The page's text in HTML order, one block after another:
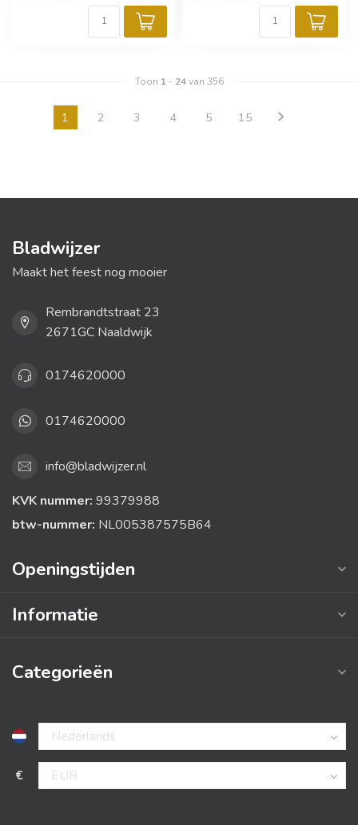
Toon 1- 24van 356
1 2 3 4 5 15
Bladwijzer
Maakt het feest nog mooier
Rembrandtstraat 23
2671GC Naaldwijk
0174620000
0174620000
info@bladwijzer.nl
KVK nummer: 99379988
btw-nummer: NL005387575B64
Openingstijden
Informatie
Categorieën
€